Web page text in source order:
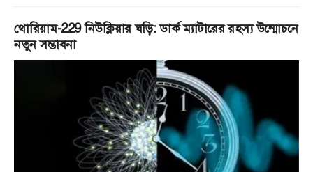
থোরিয়াম-229 নিউক্লিয়ার ঘড়ি: ডার্ক ম্যাটারের রহস্য উন্মোচনে
নতুন সম্ভাবনা